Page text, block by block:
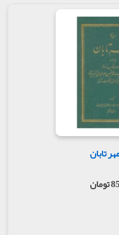
را یک وظیفه الهی
و در قضایای ۱۵ خرداد با سابقه آشنایی‌اش با
همفکری پرداخت. با پیروزی
در شکل‌گیری قانون
اسلام و محوریت
آن در مجلس خبرگان
با آیت الله خمینی،
مطهری عرض کرد. او در سال ۱۴۰۰ ق، به امر استادش،
کناره‌گیری کرد و به
آخر عمر خود در آنجا بود.
دین و تربیت شاگردان و
علوم و معارف اسلام)
زمینه از خود برجای
تابان